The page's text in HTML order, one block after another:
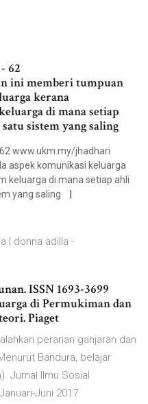
62
ini memberi tumpuan
kerana
di mana setiap
sistem yang saling
www.ukm.my/jhadhari
aspek komunikasi keluarga
keluarga di mana setiap ahli
yang saling
| donna adilla -
ISSN 1693-3699
di Permukiman dan
Piaget
peranan ganjaran dan
Bandura, belajar
Jurnal Ilmu Sosial
Juni 2017.